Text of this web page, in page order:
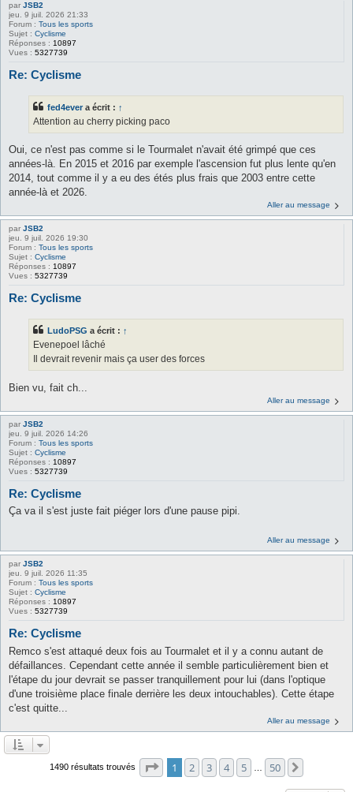
par JSB2
jeu. 9 juil. 2026 21:33
Forum : Tous les sports
Sujet : Cyclisme
Réponses : 10897
Vues : 5327739
Re: Cyclisme
fed4ever a écrit : ↑
Attention au cherry picking paco
Oui, ce n'est pas comme si le Tourmalet n'avait été grimpé que ces
années-là. En 2015 et 2016 par exemple l'ascension fut plus lente qu'en
2014, tout comme il y a eu des étés plus frais que 2003 entre cette
année-là et 2026.
Aller au message
par JSB2
jeu. 9 juil. 2026 19:30
Forum : Tous les sports
Sujet : Cyclisme
Réponses : 10897
Vues : 5327739
Re: Cyclisme
LudoPSG a écrit : ↑
Evenepoel lâché
Il devrait revenir mais ça user des forces
Bien vu, fait ch...
Aller au message
par JSB2
jeu. 9 juil. 2026 14:26
Forum : Tous les sports
Sujet : Cyclisme
Réponses : 10897
Vues : 5327739
Re: Cyclisme
Ça va il s'est juste fait piéger lors d'une pause pipi.
Aller au message
par JSB2
jeu. 9 juil. 2026 11:35
Forum : Tous les sports
Sujet : Cyclisme
Réponses : 10897
Vues : 5327739
Re: Cyclisme
Remco s'est attaqué deux fois au Tourmalet et il y a connu autant de
défaillances. Cependant cette année il semble particulièrement bien et
l'étape du jour devrait se passer tranquillement pour lui (dans l'optique
d'une troisième place finale derrière les deux intouchables). Cette étape
c'est quitte...
Aller au message
1490 résultats trouvés Page sur50
1 2 3 4 5 50